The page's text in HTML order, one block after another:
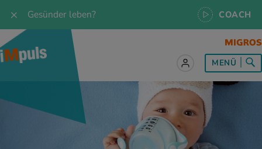
Gesünder leben? COACH
zum Thema Ernährung
zum Thema Bewegung
zum Thema Entspannung
zum Thema Medizin
zum Thema Services
MENÜ